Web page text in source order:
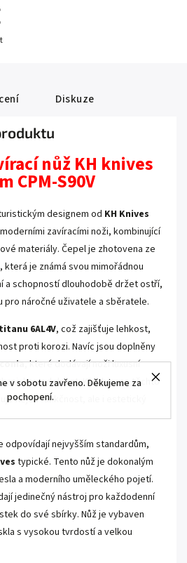
v sobotu zavřeno. Děkujeme za
pochopení.
Diskuze
nůž KH knives
CPM-S90V
designem od KH Knives
zavíracími noži, kombinující
materiály. Čepel je zhotovena ze
, která je známá svou mimořádnou
a schopností dlouhodobě držet ostří,
pro náročné uživatele a sběratele.
titanu 6AL4V, což zajišťuje lehkost,
proti korozi. Navíc jsou doplněny
, které dodávají noži luxusní
odolnost. Kombinace těchto
nejen funkčnost, ale i estetický
odpovídají nejvyšším standardům,
typické. Tento nůž je dokonalým
a moderního uměleckého pojetí.
jedinečný nástroj pro každodenní
do své sbírky. Nůž je vybaven
s vysokou tvrdostí a velkou